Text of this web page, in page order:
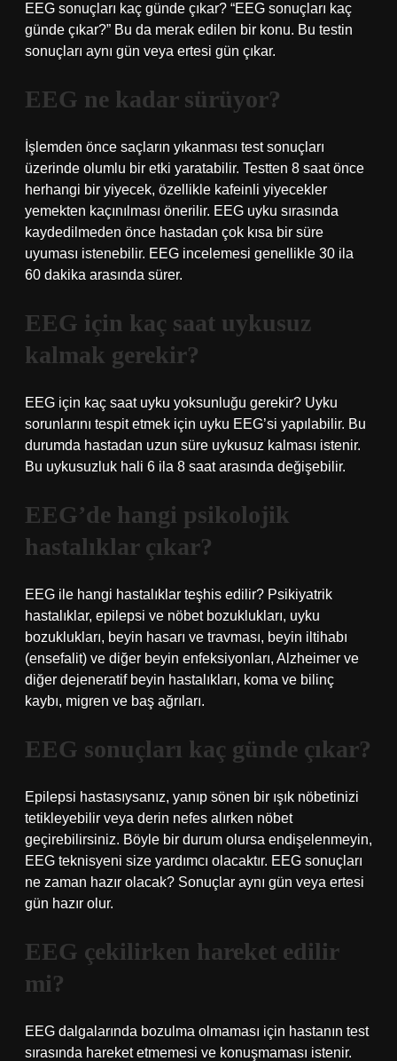
EEG sonuçları kaç günde çıkar? “EEG sonuçları kaç
günde çıkar?” Bu da merak edilen bir konu. Bu testin
sonuçları aynı gün veya ertesi gün çıkar.
EEG ne kadar sürüyor?
İşlemden önce saçların yıkanması test sonuçları
üzerinde olumlu bir etki yaratabilir. Testten 8 saat önce
herhangi bir yiyecek, özellikle kafeinli yiyecekler
yemekten kaçınılması önerilir. EEG uyku sırasında
kaydedilmeden önce hastadan çok kısa bir süre
uyuması istenebilir. EEG incelemesi genellikle 30 ila
60 dakika arasında sürer.
EEG için kaç saat uykusuz
kalmak gerekir?
EEG için kaç saat uyku yoksunluğu gerekir? Uyku
sorunlarını tespit etmek için uyku EEG’si yapılabilir. Bu
durumda hastadan uzun süre uykusuz kalması istenir.
Bu uykusuzluk hali 6 ila 8 saat arasında değişebilir.
EEG’de hangi psikolojik
hastalıklar çıkar?
EEG ile hangi hastalıklar teşhis edilir? Psikiyatrik
hastalıklar, epilepsi ve nöbet bozuklukları, uyku
bozuklukları, beyin hasarı ve travması, beyin iltihabı
(ensefalit) ve diğer beyin enfeksiyonları, Alzheimer ve
diğer dejeneratif beyin hastalıkları, koma ve bilinç
kaybı, migren ve baş ağrıları.
EEG sonuçları kaç günde çıkar?
Epilepsi hastasıysanız, yanıp sönen bir ışık nöbetinizi
tetikleyebilir veya derin nefes alırken nöbet
geçirebilirsiniz. Böyle bir durum olursa endişelenmeyin,
EEG teknisyeni size yardımcı olacaktır. EEG sonuçları
ne zaman hazır olacak? Sonuçlar aynı gün veya ertesi
gün hazır olur.
EEG çekilirken hareket edilir
mi?
EEG dalgalarında bozulma olmaması için hastanın test
sırasında hareket etmemesi ve konuşmaması istenir.